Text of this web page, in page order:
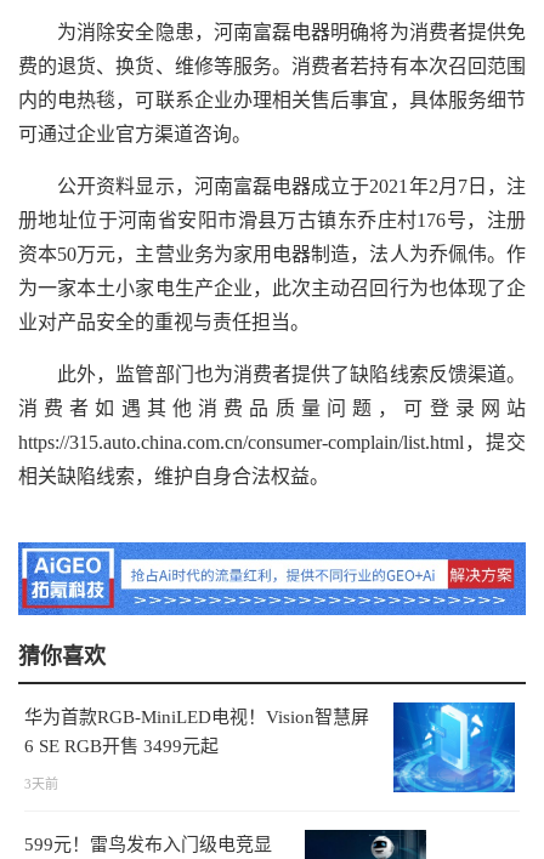
为消除安全隐患，河南富磊电器明确将为消费者提供免
费的退货、换货、维修等服务。消费者若持有本次召回范围
内的电热毯，可联系企业办理相关售后事宜，具体服务细节
可通过企业官方渠道咨询。
公开资料显示，河南富磊电器成立于2021年2月7日，注
册地址位于河南省安阳市滑县万古镇东乔庄村176号，注册
资本50万元，主营业务为家用电器制造，法人为乔佩伟。作
为一家本土小家电生产企业，此次主动召回行为也体现了企
业对产品安全的重视与责任担当。
此外，监管部门也为消费者提供了缺陷线索反馈渠道。
消费者如遇其他消费品质量问题，可登录网站
https://315.auto.china.com.cn/consumer-complain/list.html，提交
相关缺陷线索，维护自身合法权益。
猜你喜欢
华为首款RGB-MiniLED电视！Vision智慧屏
6 SE RGB开售 3499元起
3天前
599元！雷鸟发布入门级电竞显